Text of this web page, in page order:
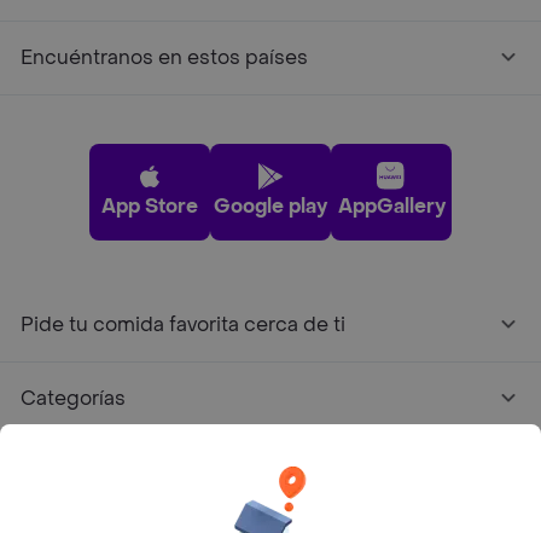
Encuéntranos en estos países
App Store Google play AppGallery
Pide tu comida favorita cerca de ti
Categorías